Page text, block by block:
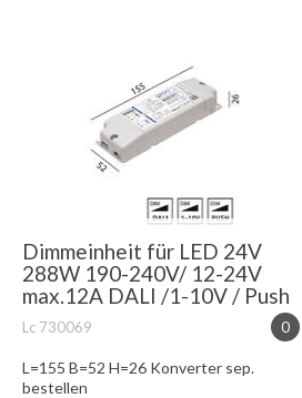
Dimmeinheit für LED 24V
288W 190-240V/ 12-24V
max.12A DALI /1-10V / Push
0
Lc 730069
L=155 B=52 H=26 Konverter sep.
bestellen